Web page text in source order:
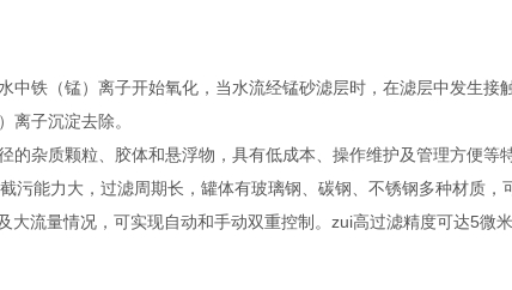
中铁（锰）离子开始氧化，当水流经锰砂滤层时，在滤层中发生接
离子沉淀去除。
的杂质颗粒、胶体和悬浮物，具有低成本、操作维护及管理方便等
污能力大，过滤周期长，罐体有玻璃钢、碳钢、不锈钢多种材质，
流量情况，可实现自动和手动双重控制。zui高过滤精度可达5微米